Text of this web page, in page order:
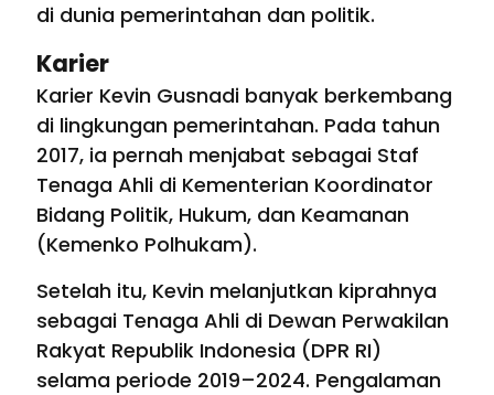
di dunia pemerintahan dan politik.
Karier
Karier Kevin Gusnadi banyak berkembang
di lingkungan pemerintahan. Pada tahun
2017, ia pernah menjabat sebagai Staf
Tenaga Ahli di Kementerian Koordinator
Bidang Politik, Hukum, dan Keamanan
(Kemenko Polhukam).
Setelah itu, Kevin melanjutkan kiprahnya
sebagai Tenaga Ahli di Dewan Perwakilan
Rakyat Republik Indonesia (DPR RI)
selama periode 2019–2024. Pengalaman